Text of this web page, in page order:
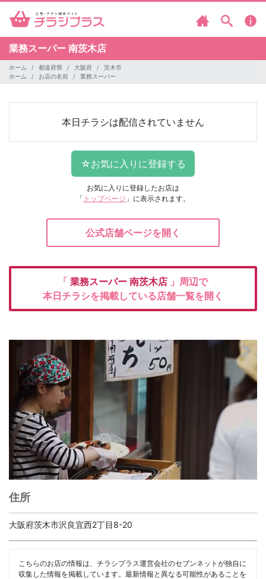
業務スーパー 南茨木店
ホーム 都道府県 大阪府
茨木市
ホーム
お店の名前 業務スーパー
本日チラシは配信されていません
お気に入りに登録したお店は
「 トップページ 」に表示されます。
公式店舗ページを開く
「 業務スーパー 南茨木店 」周辺で
本日チラシを掲載している店舗一覧を開く
住所
大阪府茨木市沢良宜西2丁目8-20
こちらのお店の情報は、チラシプラス運営会社のセブンネットが独自に
収集した情報を掲載しています。最新情報と異なる可能性があることを